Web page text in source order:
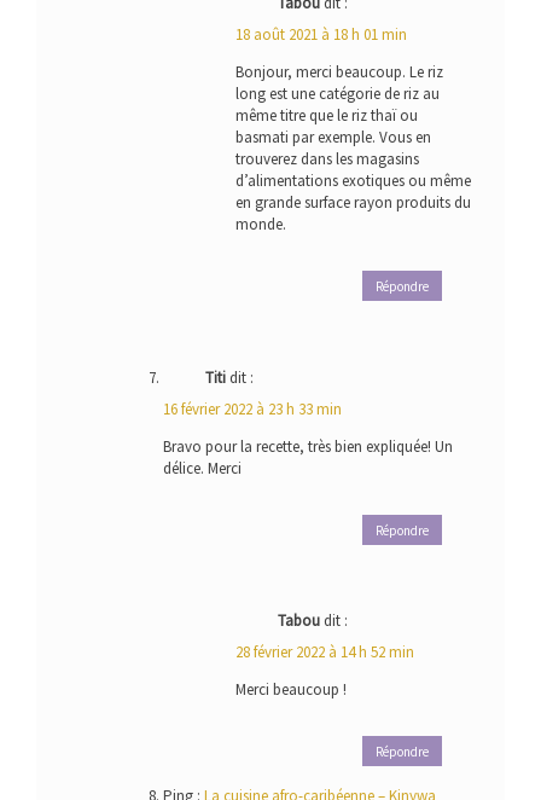
18 août 2021 à 18 h 01 min
Bonjour, merci beaucoup. Le riz
long est une catégorie de riz au
même titre que le riz thaï ou
basmati par exemple. Vous en
trouverez dans les magasins
d’alimentations exotiques ou même
en grande surface rayon produits du
monde.
Répondre
Titi dit :
16 février 2022 à 23 h 33 min
Bravo pour la recette, très bien expliquée! Un
délice. Merci
Répondre
Tabou dit :
28 février 2022 à 14 h 52 min
Merci beaucoup !
Répondre